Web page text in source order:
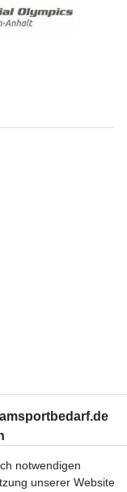
notwendigen
unserer Website